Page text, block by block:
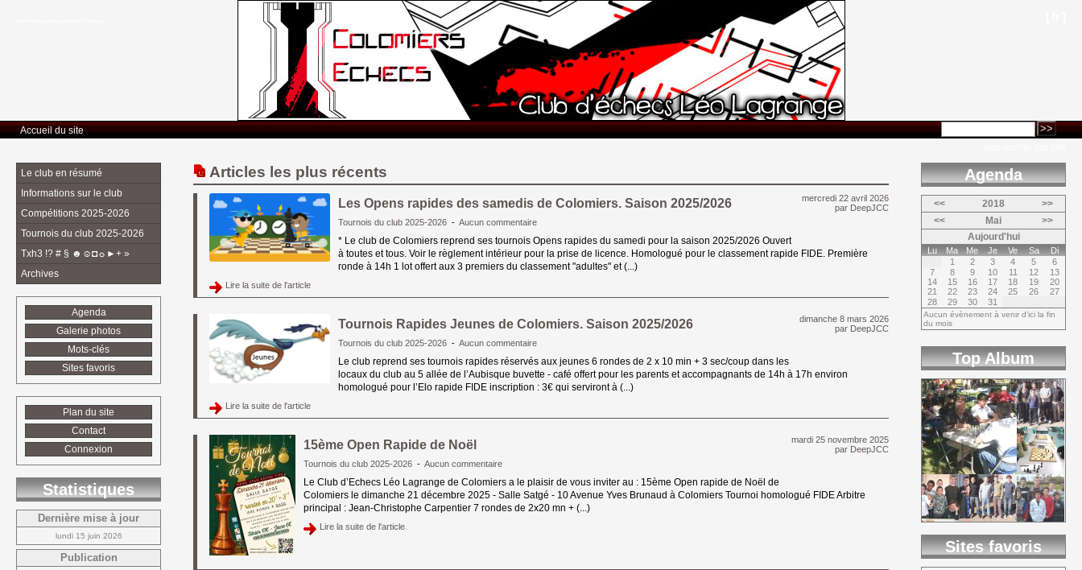
Accueil du site
Articles les plus récents
mercredi 22 avril 2026
par DeepJCC
Les Opens rapides des samedis de Colomiers. Saison 2025/2026
Tournois du club 2025-2026 - Aucun commentaire
* Le club de Colomiers reprend ses tournois Opens rapides du samedi pour la saison 2025/2026 Ouvert
à toutes et tous. Voir le règlement intérieur pour la prise de licence. Homologué pour le classement rapide FIDE. Première
ronde à 14h 1 lot offert aux 3 premiers du classement "adultes" et (...)
Lire la suite de l'article
dimanche 8 mars 2026
par DeepJCC
Tournois Rapides Jeunes de Colomiers. Saison 2025/2026
Tournois du club 2025-2026 - Aucun commentaire
Le club reprend ses tournois rapides réservés aux jeunes 6 rondes de 2 x 10 min + 3 sec/coup dans les
locaux du club au 5 allée de l’Aubisque buvette - café offert pour les parents et accompagnants de 14h à 17h environ
homologué pour l’Elo rapide FIDE inscription : 3€ qui serviront à (...)
Lire la suite de l'article
mardi 25 novembre 2025
par DeepJCC
15ème Open Rapide de Noël
Tournois du club 2025-2026 - Aucun commentaire
Le Club d’Echecs Léo Lagrange de Colomiers a le plaisir de vous inviter au : 15ème Open rapide de Noël de
Colomiers le dimanche 21 décembre 2025 - Salle Satgé - 10 Avenue Yves Brunaud à Colomiers Tournoi homologué FIDE Arbitre
principal : Jean-Christophe Carpentier 7 rondes de 2x20 mn + (...)
Lire la suite de l'article
Le club en résumé
Informations sur le club
Compétitions 2025-2026
Tournois du club 2025-2026
Txh3 !? # § ☻☺◘☼►+ »
Archives
Agenda
Galerie photos
Mots-clés
Sites favoris
Plan du site
Contact
Connexion
Statistiques
Dernière mise à jour
lundi 15 juin 2026
Publication
Agenda
<< 2018
>>
<<
Mai
>>
Aujourd'hui
Lu Ma Me Je Ve Sa
Di
1
2 3 4 5
6
7
8 9 10 11 12
13
14
15 16 17 18 19
20
21
22 23 24 25 26
27
28
29 30 31
Aucun évènement à venir d'ici la fin
du mois
Top Album
Sites favoris